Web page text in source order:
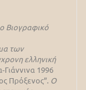
Βιογραφικό
των
ελληνική
Γιάννινα 1996
Πρόξενος”. Ο